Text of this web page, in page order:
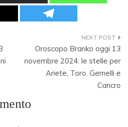
Oroscopo Branko oggi 13
novembre 2024: le stelle per
Ariete, Toro, Gemelli e
Cancro